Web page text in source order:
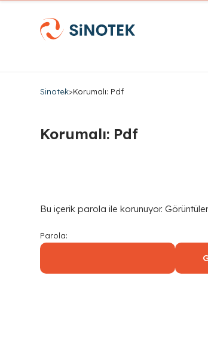
Sinotek>Korumalı: Pdf
Korumalı: Pdf
Bu içerik parola ile korunuyor.
Parola: